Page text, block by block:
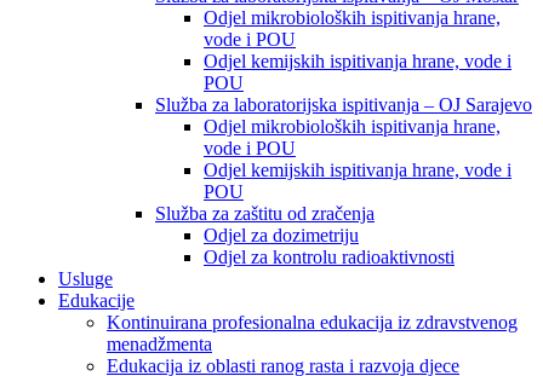
Odjel mikrobioloških ispitivanja hrane,
vode i POU
Odjel kemijskih ispitivanja hrane, vode i
POU
Služba za laboratorijska ispitivanja – OJ Sarajevo
Odjel mikrobioloških ispitivanja hrane,
vode i POU
Odjel kemijskih ispitivanja hrane, vode i
POU
Služba za zaštitu od zračenja
Odjel za dozimetriju
Odjel za kontrolu radioaktivnosti
Usluge
Edukacije
Kontinuirana profesionalna edukacija iz zdravstvenog
menadžmenta
Edukacija iz oblasti ranog rasta i razvoja djece